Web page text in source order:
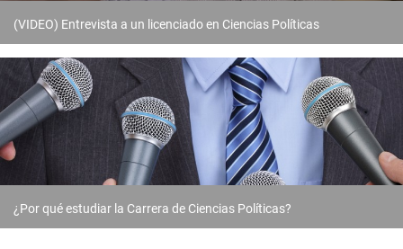
(VIDEO) Entrevista a un licenciado en Ciencias Políticas
¿Por qué estudiar la Carrera de Ciencias Políticas?